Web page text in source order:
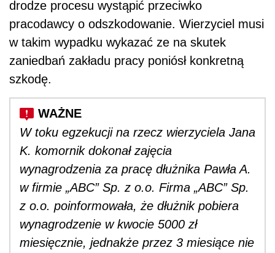
drodze procesu wystąpić przeciwko
pracodawcy o odszkodowanie. Wierzyciel musi
w takim wypadku wykazać ze na skutek
zaniedbań zakładu pracy poniósł konkretną
szkodę.
W toku egzekucji na rzecz wierzyciela Jana
K. komornik dokonał zajęcia
wynagrodzenia za pracę dłużnika Pawła A.
w firmie „ABC” Sp. z o.o. Firma „ABC” Sp.
z o.o. poinformowała, że dłużnik pobiera
wynagrodzenie w kwocie 5000 zł
miesięcznie, jednakże przez 3 miesiące nie